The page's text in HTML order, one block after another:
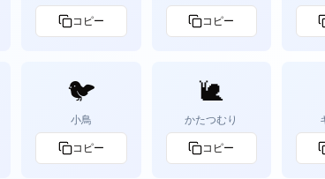
コピー コピー
🐦
小鳥
コピー
🐌
かたつむり
コピー